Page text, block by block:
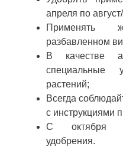
апреля по
Применять
разбавленном
В качестве
специальные
растений;
Всегда
с инструкциями
С октября
удобрения.